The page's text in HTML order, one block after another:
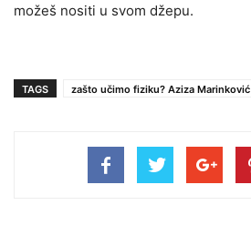
možeš nositi u svom džepu.
TAGS zašto učimo fiziku? Aziza Marinković